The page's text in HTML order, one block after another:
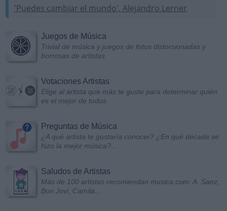
'Puedes cambiar el mundo', Alejandro Lerner
Juegos de Música
Trivial de música y juegos de fotos distorsionadas y
borrosas de artistas
Votaciones Artistas
Elige al artista que más te guste para determinar quién
es el mejor de todos
Preguntas de Música
¿A qué artista te gustaría conocer? ¿En qué década se
hizo la mejor música?...
Saludos de Artistas
Más de 100 artistas recomiendan musica.com: A. Sanz,
Bon Jovi, Camila...